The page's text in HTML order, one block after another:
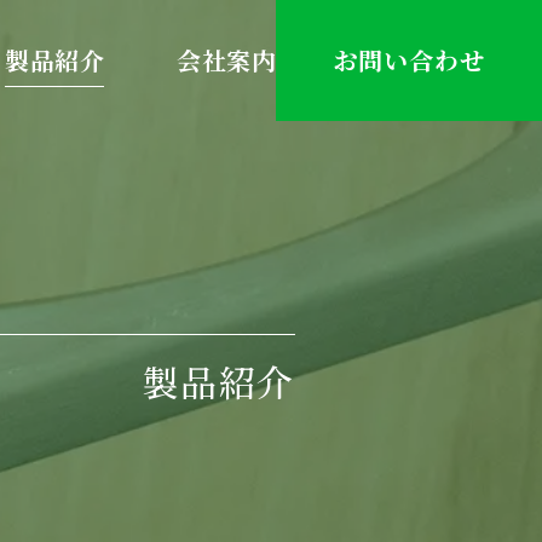
製品紹介 会社案内 お問い合わせ
製品紹介